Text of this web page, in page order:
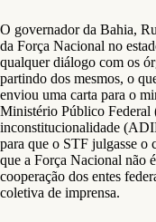
O governador da Bahia,
da Força Nacional no
qualquer diálogo com os
partindo dos mesmos, o
enviou uma carta para o
Ministério Público Federal
inconstitucionalidade
para que o STF julgasse o
que a Força Nacional não
cooperação dos entes
coletiva de imprensa.